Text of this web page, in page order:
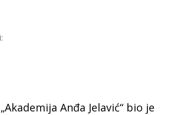
Anđa Jelavić“ bio je